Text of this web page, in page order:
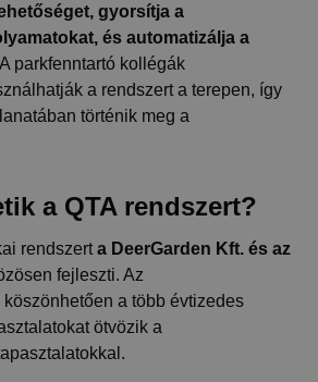
gyorsítja a
és automatizálja a
A parkfenntartó kollégák
a rendszert a terepen, így
történik meg a
a QTA rendszert?
rendszerta DeerGarden Kft. és az
fejleszti. Az
a több évtizedes
ötvözik a